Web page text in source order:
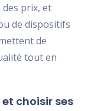
prix, et
de dispositifs
de
tout en
choisir ses